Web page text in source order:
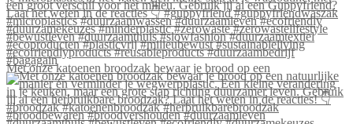
Met onze katoenen broodzak bewaar je brood op een